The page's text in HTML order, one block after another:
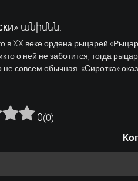
անիմեն.
в XX веке ордена рыцарей
о ней не заботится, тогда
не совсем обычная. «Сиротка»
0(0)